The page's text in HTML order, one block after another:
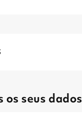
os seus dados